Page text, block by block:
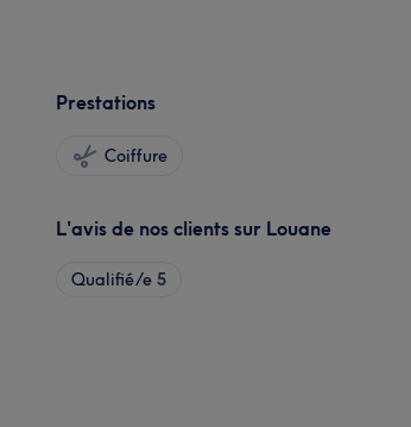
Prestations
Coiffure
L'avis de nos clients sur Louane
Qualifié/e 5